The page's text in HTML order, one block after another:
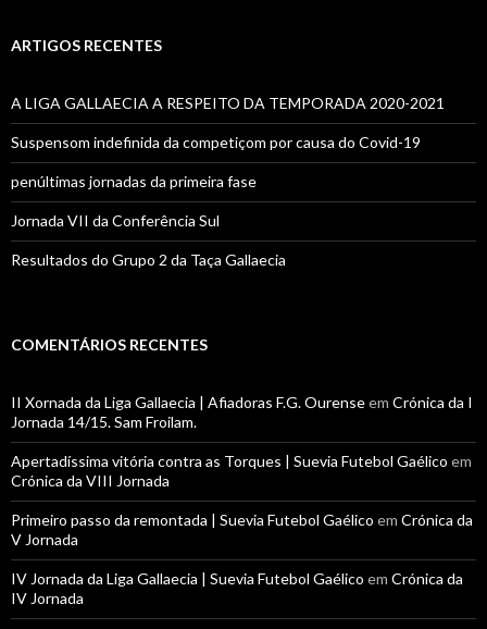
ARTIGOS RECENTES
A LIGA GALLAECIA A RESPEITO DA TEMPORADA 2020-2021
Suspensom indefinida da competiçom por causa do Covid-19
penúltimas jornadas da primeira fase
Jornada VII da Conferência Sul
Resultados do Grupo 2 da Taça Gallaecia
COMENTÁRIOS RECENTES
II Xornada da Liga Gallaecia | Afiadoras F.G. Ourenseem Crónica da I
Jornada 14/15. Sam Froilam.
Apertadíssima vitória contra as Torques | Suevia Futebol Gaélico em
Crónica da VIII Jornada
Primeiro passo da remontada | Suevia Futebol Gaélico em Crónica da
V Jornada
IV Jornada da Liga Gallaecia | Suevia Futebol Gaélico em Crónica da
IV Jornada